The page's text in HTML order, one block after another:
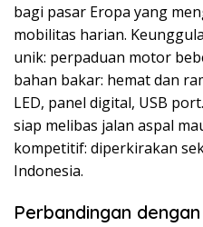
bagi pasar Eropa yang
mobilitas harian.
unik: perpaduan motor
bahan bakar: hemat dan
LED, panel digital, USB
siap melibas jalan aspal
kompetitif: diperkirakan
Indonesia.
Perbandingan